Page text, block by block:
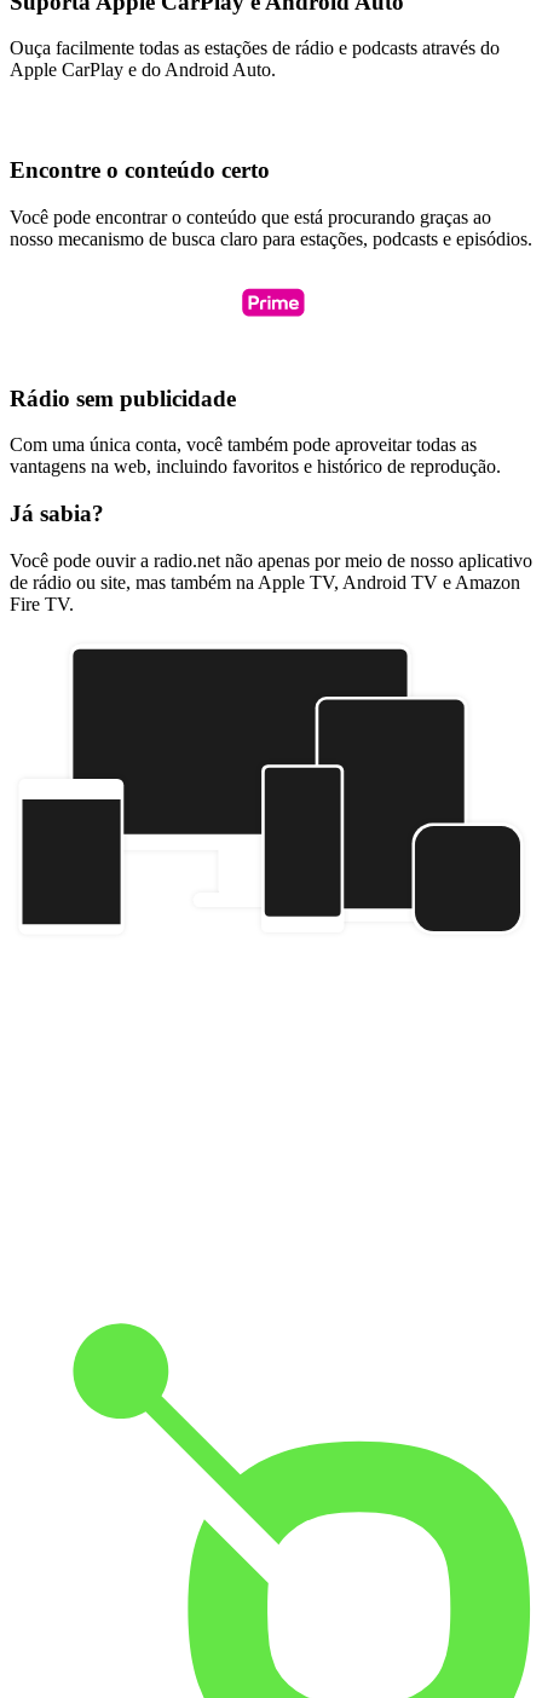
Ouça facilmente todas as estações de rádio e podcasts através do
Apple CarPlay e do Android Auto.
Encontre o conteúdo certo
Você pode encontrar o conteúdo que está procurando graças ao
nosso mecanismo de busca claro para estações, podcasts e episódios.
Rádio sem publicidade
Com uma única conta, você também pode aproveitar todas as
vantagens na web, incluindo favoritos e histórico de reprodução.
Já sabia?
Você pode ouvir a radio.net não apenas por meio de nosso aplicativo
de rádio ou site, mas também na Apple TV, Android TV e Amazon
Fire TV.